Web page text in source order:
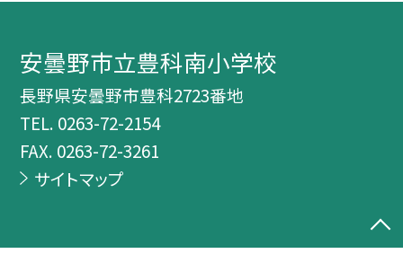
安曇野市立豊科南小学校
長野県安曇野市豊科2723番地
TEL. 0263-72-2154
FAX. 0263-72-3261
サイトマップ